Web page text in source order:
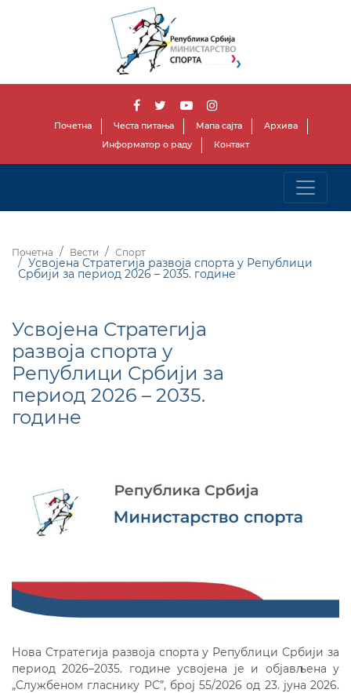
Почетна Честа питања Мапа сајта
Архива
Информатор о раду
Контакт
Почетна Вести Спорт
Усвојена Стратегија развоја спорта у Републици
Србији за период 2026 – 2035. године
Усвојена Стратегија
развоја спорта у
Републици Србији за
период 2026 – 2035.
године
Нова Стратегија развоја спорта у Републици Србији за
период 2026–2035. године усвојена је и објављена у
„Службеном гласнику РС”, број 55/2026 од 23. јуна 2026.